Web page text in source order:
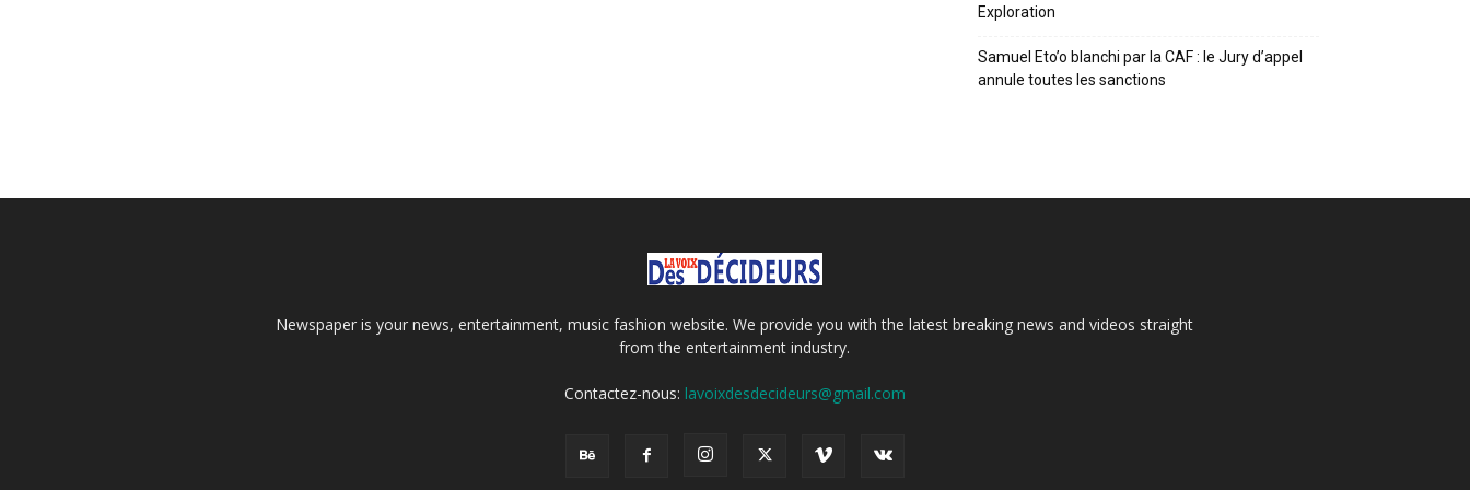
Exploration
Samuel Eto’o blanchi par la CAF : le Jury d’appel
annule toutes les sanctions
Newspaper is your news, entertainment, music fashion website. We provide you with the latest breaking news and videos straight
from the entertainment industry.
Contactez-nous: lavoixdesdecideurs@gmail.com